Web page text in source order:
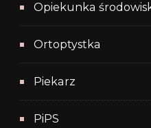
Opiekunka
Ortoptystka
Piekarz
PiPS